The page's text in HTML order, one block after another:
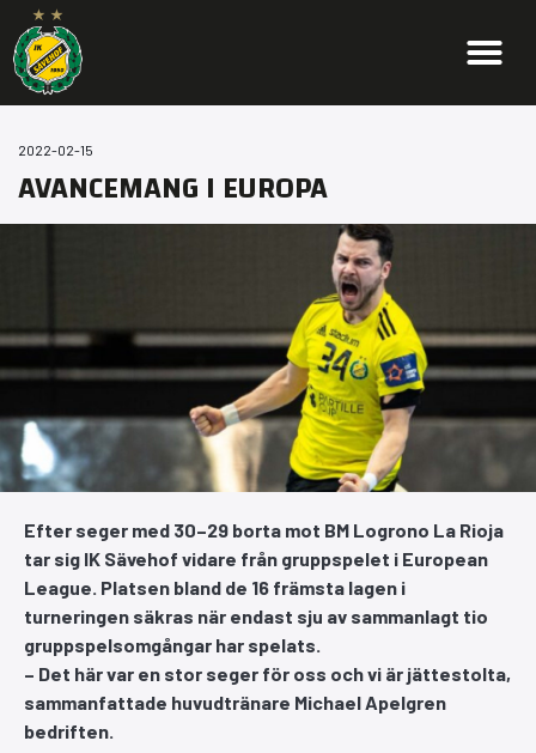
2022-02-15
AVANCEMANG I EUROPA
Efter seger med 30–29 borta mot BM Logrono La Rioja
tar sig IK Sävehof vidare från gruppspelet i European
League. Platsen bland de 16 främsta lagen i
turneringen säkras när endast sju av sammanlagt tio
gruppspelsomgångar har spelats.
– Det här var en stor seger för oss och vi är jättestolta,
sammanfattade huvudtränare Michael Apelgren
bedriften.